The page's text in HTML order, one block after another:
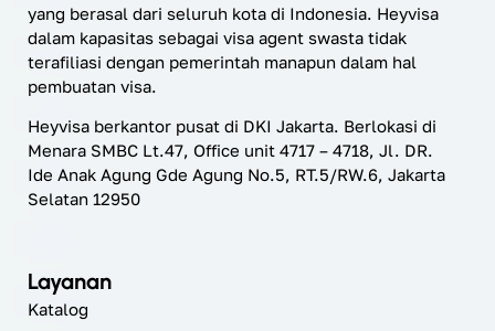
yang berasal dari seluruh kota di Indonesia. Heyvisa
dalam kapasitas sebagai visa agent swasta tidak
terafiliasi dengan pemerintah manapun dalam hal
pembuatan visa.
Heyvisa berkantor pusat di DKI Jakarta. Berlokasi di
Menara SMBC Lt.47, Office unit 4717 – 4718, Jl. DR.
Ide Anak Agung Gde Agung No.5, RT.5/RW.6, Jakarta
Selatan 12950
Layanan
Katalog